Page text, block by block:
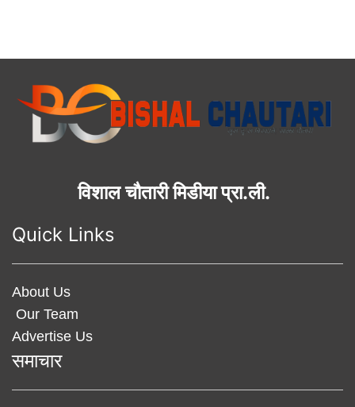
विशाल चौतारी मिडीया प्रा.ली.
Quick Links
About Us
Our Team
Advertise Us
समाचार